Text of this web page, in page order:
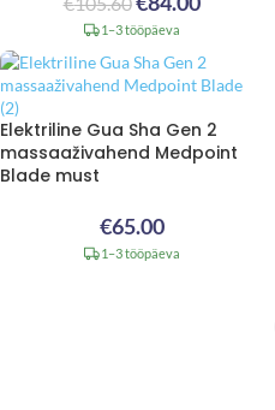
1–3 tööpäeva
Elektriline Gua Sha Gen 2
massaaživahend Medpoint
Blade must
€65.00
1–3 tööpäeva